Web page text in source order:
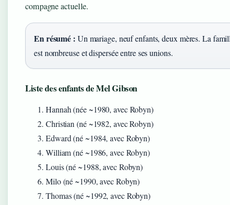
compagne actuelle.
En résumé : Un mariage, neuf enfants, deux mères. La
est nombreuse et dispersée entre ses unions.
Liste des enfants de Mel Gibson
Hannah (née ~1980, avec Robyn)
Christian (né ~1982, avec Robyn)
Edward (né ~1984, avec Robyn)
William (né ~1986, avec Robyn)
Louis (né ~1988, avec Robyn)
Milo (né ~1990, avec Robyn)
Thomas (né ~1992, avec Robyn)